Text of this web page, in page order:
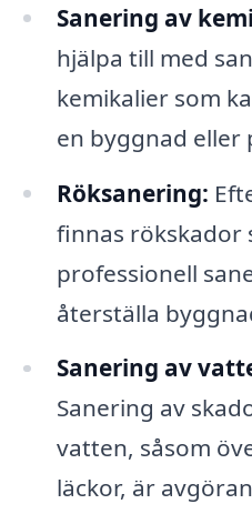
Sanering av
hjälpa till med
kemikalier som
en byggnad eller
Röksanering:
finnas rökskador
professionell
återställa
Sanering av
Sanering av
vatten, såsom
läckor, är